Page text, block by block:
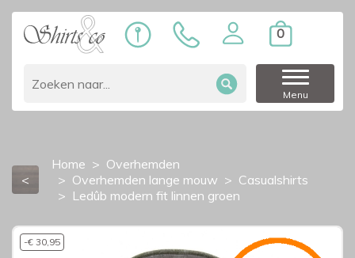
0
Menu
<
Home
Overhemden
Overhemden lange mouw
Casualshirts
Ledûb modern fit linnen groen
-€ 30,95